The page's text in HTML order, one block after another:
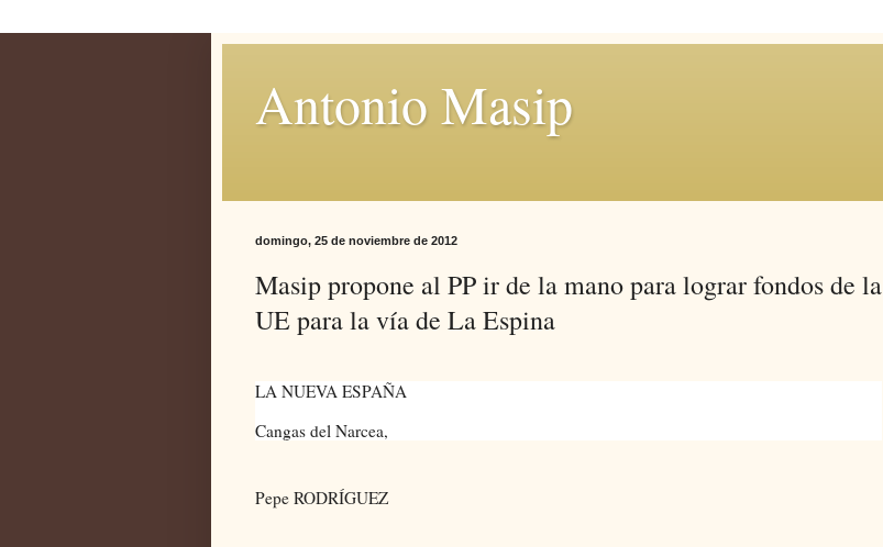
Antonio Masip
domingo, 25 de noviembre de 2012
Masip propone al PP ir de la mano para lograr fondos de la
UE para la vía de La Espina
LA NUEVA ESPAÑA
Cangas del Narcea,
Pepe RODRÍGUEZ